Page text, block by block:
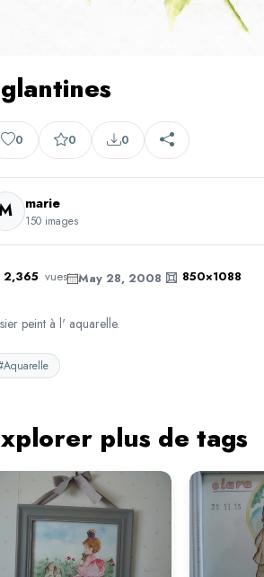
0 0 0
marie
150 images
2,365 vues May 28, 2008 850×1088
peint à l' aquarelle.
plus de tags